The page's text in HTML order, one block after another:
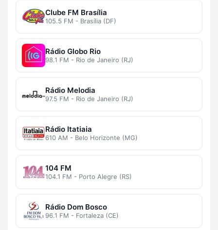
Clube FM Brasília
105.5 FM - Brasília (DF)
Rádio Globo Rio
98.1 FM - Rio de Janeiro (RJ)
Rádio Melodia
97.5 FM - Rio de Janeiro (RJ)
Rádio Itatiaia
610 AM - Belo Horizonte (MG)
104 FM
104.1 FM - Porto Alegre (RS)
Rádio Dom Bosco
96.1 FM - Fortaleza (CE)